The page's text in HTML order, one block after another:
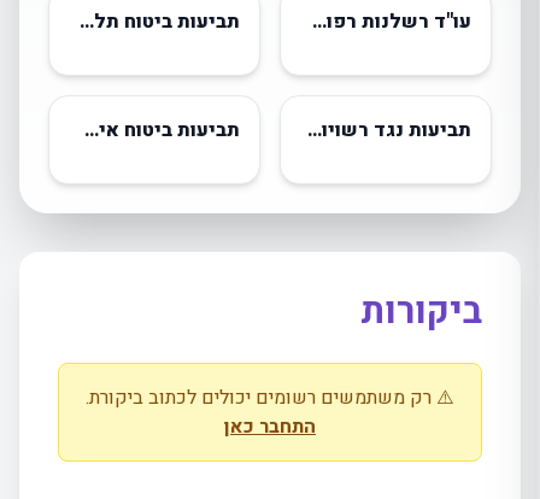
עו"ד רשלנות רפואית תביעות ביטוח תלמידים
תביעות נגד רשויות מקומיות תביעות ביטוח אישיות
ביקורות
⚠️ רק משתמשים רשומים יכולים לכתוב ביקורת.
התחבר כאן